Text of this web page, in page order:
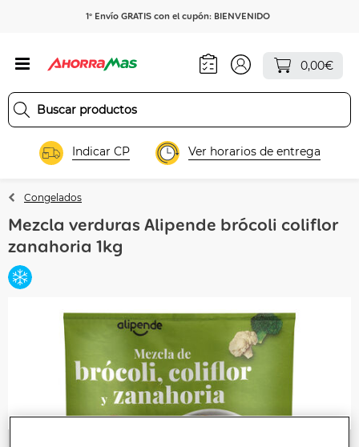
1º Envío GRATIS con el cupón: BIENVENIDO
0,00€
Indicar CP Ver horarios de entrega
Congelados
Mezcla verduras Alipende brócoli coliflor
zanahoria 1kg